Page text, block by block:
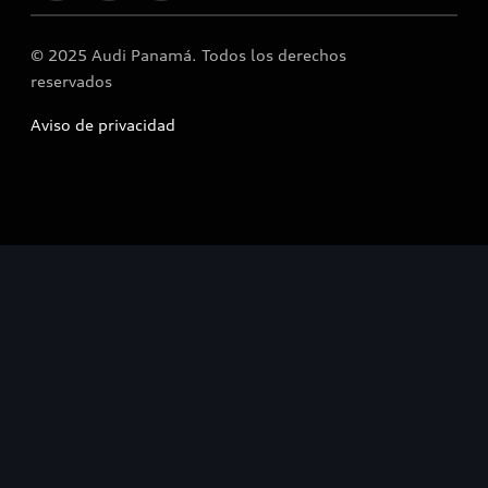
© 2025 Audi Panamá. Todos los derechos
reservados
Aviso de privacidad